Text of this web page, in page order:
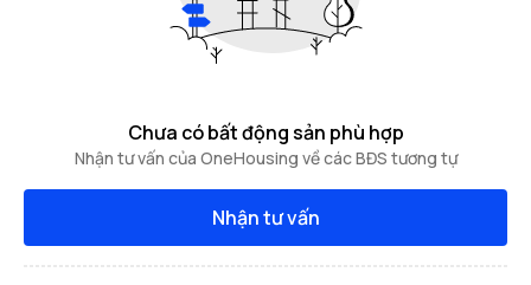
Chưa có bất động sản phù hợp
Nhận tư vấn của OneHousing về các BĐS tương tự
Nhận tư vấn